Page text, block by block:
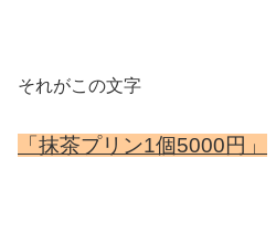
それがこの文字
「抹茶プリン1個5000円」